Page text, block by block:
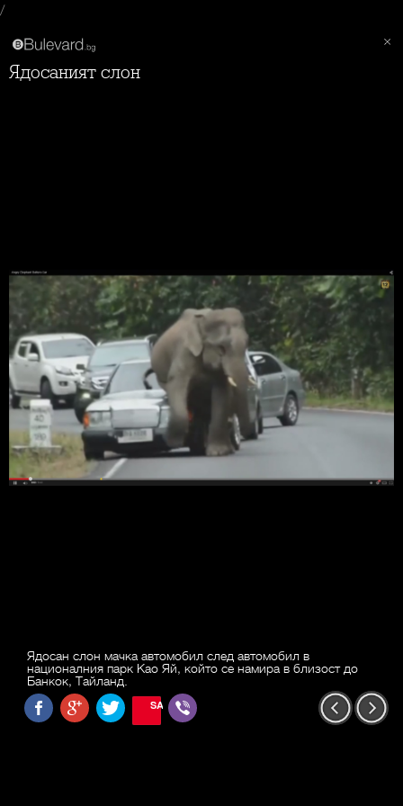
/
Ядосаният слон
Ядосан слон мачка автомобил след автомобил в
националния парк Као Яй, който се намира в близост до
Банкок, Тайланд.
SAVE